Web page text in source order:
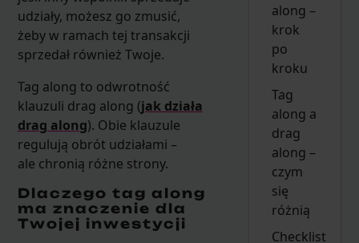
udziały, możesz go zmusić,
żeby w ramach tej transakcji
sprzedał również Twoje.
Tag along to odwrotność
klauzuli drag along (jak działa
drag along). Obie klauzule
regulują obrót udziałami –
ale chronią różne strony.
Dlaczego tag along
ma znaczenie dla
Twojej inwestycji
along –
krok
po
kroku
Tag
along a
drag
along –
czym
się
różnią
Checklist